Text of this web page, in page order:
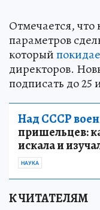
Отмечается,
параметров
который
директоров.
подписать до 25
Над СССР
пришельцев:
искала и
НАУКА
К ЧИТАТЕЛЯМ